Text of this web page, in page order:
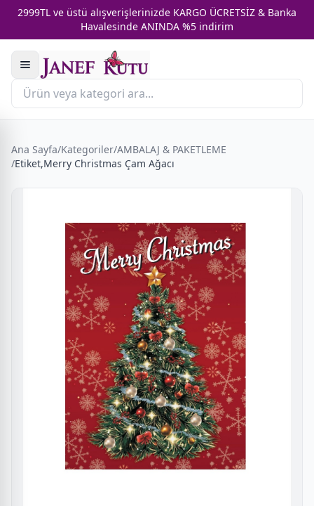
2999TL ve üstü alışverişlerinizde KARGO ÜCRETSİZ & Banka
Havalesinde ANINDA %5 indirim
Ana Sayfa/Kategoriler/AMBALAJ & PAKETLEME
/Etiket,Merry Christmas Çam Ağacı